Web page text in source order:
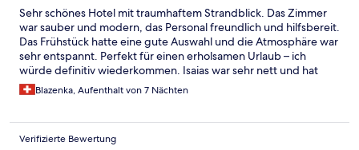
Sehr schönes Hotel mit traumhaftem Strandblick. Das Zimmer
war sauber und modern, das Personal freundlich und hilfsbereit.
Das Frühstück hatte eine gute Auswahl und die Atmosphäre war
sehr entspannt. Perfekt für einen erholsamen Urlaub – ich
würde definitiv wiederkommen. Isaias war sehr nett und hat
super Unterhaltung gemacht. Top
Blazenka, Aufenthalt von 7 Nächten
Verifizierte Bewertung